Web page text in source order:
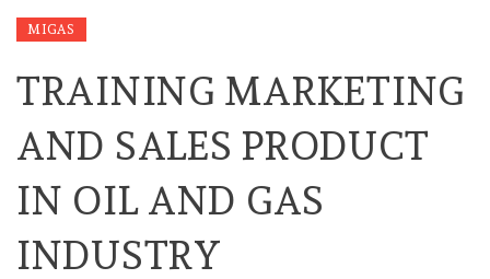
MIGAS
TRAINING MARKETING
AND SALES PRODUCT
IN OIL AND GAS
INDUSTRY